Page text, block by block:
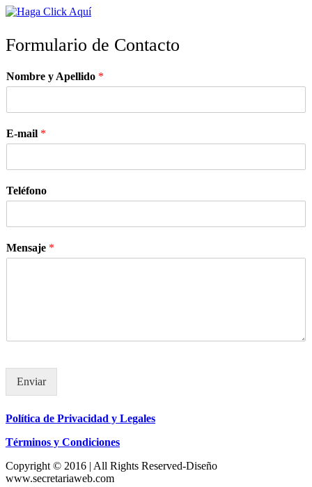
Formulario de Contacto
Nombre y Apellido *
E-mail *
Teléfono
Mensaje *
Enviar
Política de Privacidad y Legales
Términos y Condiciones
Copyright © 2016 | All Rights Reserved-Diseño
www.secretariaweb.com